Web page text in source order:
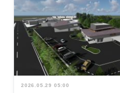
2026.05.29 05:00